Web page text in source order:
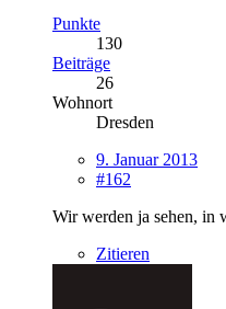
Punkte
130
Beiträge
26
Wohnort
Dresden
9. Januar 2013
#162
Wir werden ja sehen, in
Zitieren